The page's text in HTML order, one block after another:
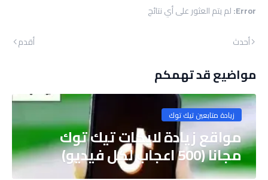
Error: لم يتم العثور على أي نتائج
أحدث
أقدم
مواضيع قد تهمكم
زيادة متابعين تيك توك
مواقع زيادة لايكات تيك توك
مجانا (500 اعجاب لكل فيديو)